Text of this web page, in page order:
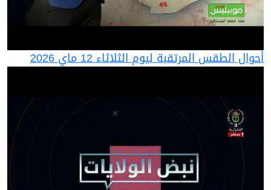
أحوال الطقس المرتقبة ليوم الثلاثاء 12 ماي 2026